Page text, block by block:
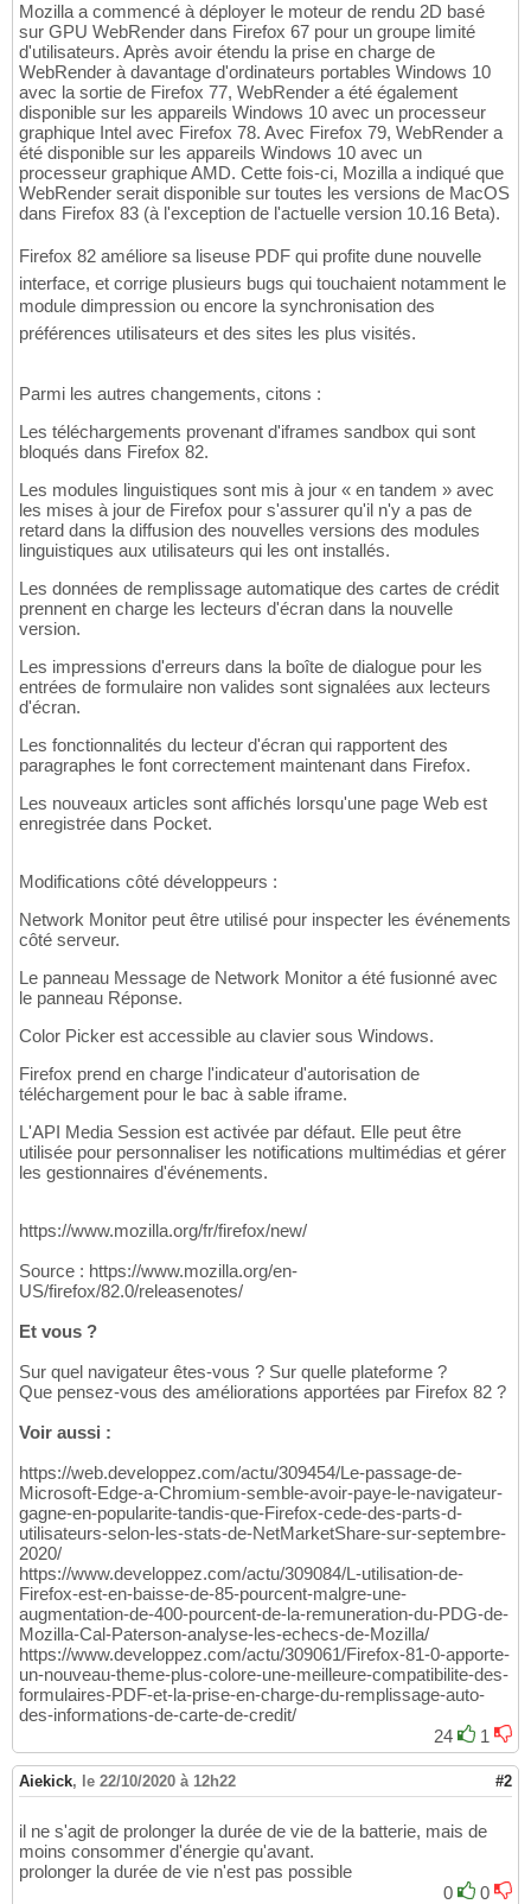
Mozilla a commencé à déployer le moteur de rendu 2D basé
sur GPU WebRender dans Firefox 67 pour un groupe limité
d'utilisateurs. Après avoir étendu la prise en charge de
WebRender à davantage d'ordinateurs portables Windows 10
avec la sortie de Firefox 77, WebRender a été également
disponible sur les appareils Windows 10 avec un processeur
graphique Intel avec Firefox 78. Avec Firefox 79, WebRender a
été disponible sur les appareils Windows 10 avec un
processeur graphique AMD. Cette fois-ci, Mozilla a indiqué que
WebRender serait disponible sur toutes les versions de MacOS
dans Firefox 83 (à l'exception de l'actuelle version 10.16 Beta).
Firefox 82 améliore sa liseuse PDF qui profite dune nouvelle
interface, et corrige plusieurs bugs qui touchaient notamment le
module dimpression ou encore la synchronisation des
préférences utilisateurs et des sites les plus visités.
Parmi les autres changements, citons :
Les téléchargements provenant d'iframes sandbox qui sont
bloqués dans Firefox 82.
Les modules linguistiques sont mis à jour « en tandem » avec
les mises à jour de Firefox pour s'assurer qu'il n'y a pas de
retard dans la diffusion des nouvelles versions des modules
linguistiques aux utilisateurs qui les ont installés.
Les données de remplissage automatique des cartes de crédit
prennent en charge les lecteurs d'écran dans la nouvelle
version.
Les impressions d'erreurs dans la boîte de dialogue pour les
entrées de formulaire non valides sont signalées aux lecteurs
d'écran.
Les fonctionnalités du lecteur d'écran qui rapportent des
paragraphes le font correctement maintenant dans Firefox.
Les nouveaux articles sont affichés lorsqu'une page Web est
enregistrée dans Pocket.
Modifications côté développeurs :
Network Monitor peut être utilisé pour inspecter les événements
côté serveur.
Le panneau Message de Network Monitor a été fusionné avec
le panneau Réponse.
Color Picker est accessible au clavier sous Windows.
Firefox prend en charge l'indicateur d'autorisation de
téléchargement pour le bac à sable iframe.
L'API Media Session est activée par défaut. Elle peut être
utilisée pour personnaliser les notifications multimédias et gérer
les gestionnaires d'événements.
https://www.mozilla.org/fr/firefox/new/
Source : https://www.mozilla.org/en-
US/firefox/82.0/releasenotes/
Et vous ?
Sur quel navigateur êtes-vous ? Sur quelle plateforme ?
Que pensez-vous des améliorations apportées par Firefox 82 ?
Voir aussi :
https://web.developpez.com/actu/309454/Le-passage-de-
Microsoft-Edge-a-Chromium-semble-avoir-paye-le-navigateur-
gagne-en-popularite-tandis-que-Firefox-cede-des-parts-d-
utilisateurs-selon-les-stats-de-NetMarketShare-sur-septembre-
2020/
https://www.developpez.com/actu/309084/L-utilisation-de-
Firefox-est-en-baisse-de-85-pourcent-malgre-une-
augmentation-de-400-pourcent-de-la-remuneration-du-PDG-de-
Mozilla-Cal-Paterson-analyse-les-echecs-de-Mozilla/
https://www.developpez.com/actu/309061/Firefox-81-0-apporte-
un-nouveau-theme-plus-colore-une-meilleure-compatibilite-des-
formulaires-PDF-et-la-prise-en-charge-du-remplissage-auto-
des-informations-de-carte-de-credit/
24
1
Aiekick, le 22/10/2020 à 12h22 #2
il ne s'agit de prolonger la durée de vie de la batterie, mais de
moins consommer d'énergie qu'avant.
prolonger la durée de vie n'est pas possible
0
0